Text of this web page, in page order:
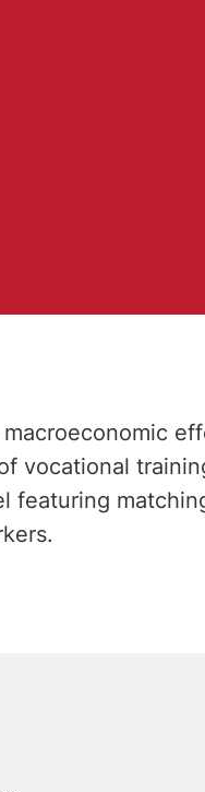
vocational
featuring